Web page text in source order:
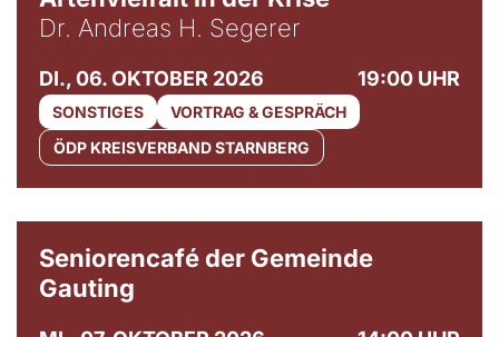
Dr. Andreas H. Segerer
DI., 06. OKTOBER 2026 19:00 UHR
SONSTIGES
VORTRAG & GESPRÄCH
ÖDP KREISVERBAND STARNBERG
Seniorencafé der Gemeinde
Gauting